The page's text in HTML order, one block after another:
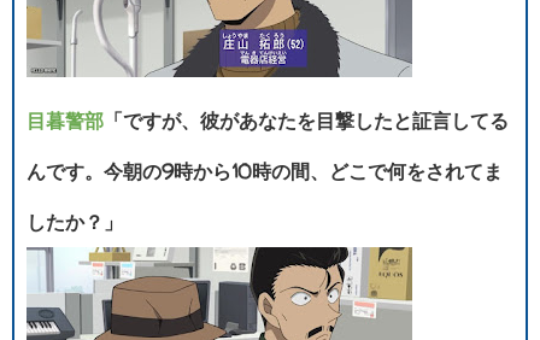
目暮警部 「ですが、彼があなたを目撃したと証言してる
んです。今朝の9時から10時の間、どこで何をされてま
したか？」